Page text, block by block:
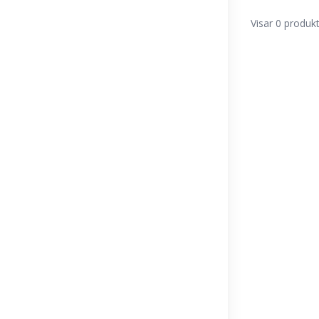
Visar 0